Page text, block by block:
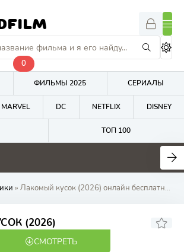
0
ФИЛЬМЫ 2025 СЕРИАЛЫ
MARVEL DC NETFLIX DISNEY
ТОП 100
» Лакомый кусок (2026) онлайн бесплатно на LordFilm
(2026)
6.57 6.9
СМОТРЕТЬ